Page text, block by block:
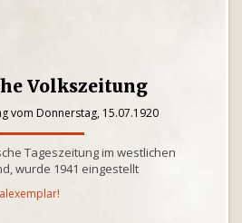
Volkszeitung
vom Donnerstag, 15.07.1920
Tageszeitung im westlichen
wurde 1941 eingestellt